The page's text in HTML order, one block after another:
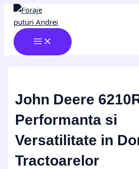
Skip
content
MENU
John Deere
Performanta si
Versatilitate in
Tractoarelor
Post
navigation
Type
here..
Name*
Email*
Website